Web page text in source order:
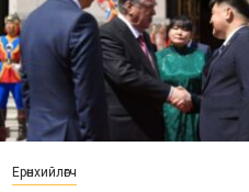
Ерөнхийлөгч